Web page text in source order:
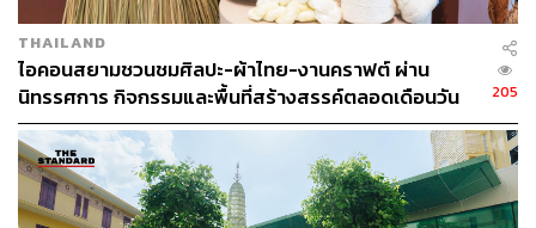
THAILAND
ไอคอนสยามชวนชมศิลปะ-ผ้าไทย-งานคราฟต์ ผ่าน
นิทรรศการ กิจกรรมและพื้นที่สร้างสรรค์ตลอดเดือนวัน
แม่ [ADVERTORIAL]
205